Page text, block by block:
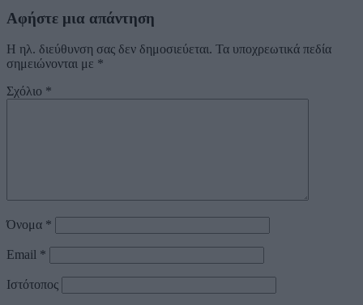
Αφήστε μια απάντηση
Η ηλ. διεύθυνση σας δεν δημοσιεύεται. Τα υποχρεωτικά πεδία
σημειώνονται με *
Σχόλιο *
Όνομα *
Email *
Ιστότοπος